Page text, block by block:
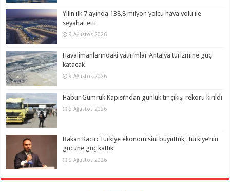
Yılın ilk 7 ayında 138,8 milyon yolcu hava yolu ile
seyahat etti
9 Ağustos 2026
Havalimanlarındaki yatırımlar Antalya turizmine güç
katacak
9 Ağustos 2026
Habur Gümrük Kapısı’ndan günlük tır çıkışı rekoru kırıldı
9 Ağustos 2026
Bakan Kacır: Türkiye ekonomisini büyüttük, Türkiye’nin
gücüne güç kattık
9 Ağustos 2026